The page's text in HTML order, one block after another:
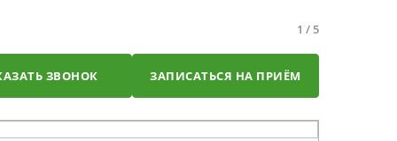
1 / 5
ЗВОНОК ЗАПИСАТЬСЯ НА ПРИЁМ